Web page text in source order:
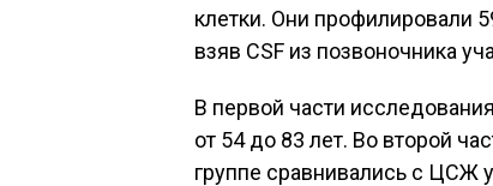
клетки. Они профилировали
взяв CSF из позвоночника
В первой части
от 54 до 83 лет. Во второй
группе сравнивались с ЦСЖ